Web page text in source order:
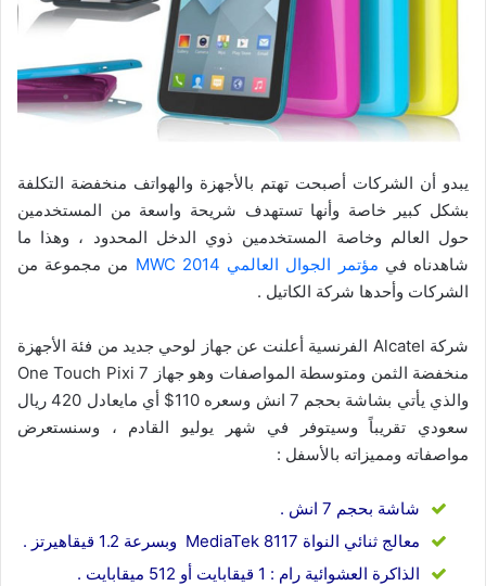
يبدو أن الشركات أصبحت تهتم بالأجهزة والهواتف منخفضة التكلفة
بشكل كبير خاصة وأنها تستهدف شريحة واسعة من المستخدمين
حول العالم وخاصة المستخدمين ذوي الدخل المحدود ، وهذا ما
شاهدناه في مؤتمر الجوال العالمي MWC 2014
من مجموعة من
الشركات وأحدها شركة الكاتيل .
شركة Alcatel الفرنسية أعلنت عن جهاز لوحي جديد من فئة الأجهزة
منخفضة الثمن ومتوسطة المواصفات وهو جهاز One Touch Pixi 7
والذي يأتي بشاشة بحجم 7 انش وسعره 110$ أي مايعادل 420 ريال
سعودي تقريباً وسيتوفر في شهر يوليو القادم ، وسنستعرض
مواصفاته ومميزاته بالأسفل :
شاشة بحجم 7 انش .
معالج ثنائي النواة MediaTek 8117 وبسرعة 1.2 قيقاهيرتز .
الذاكرة العشوائية رام : 1 قيقابايت أو 512 ميقابايت .